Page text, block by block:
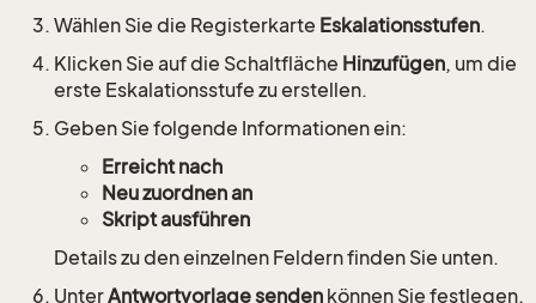
Wählen Sie die Registerkarte Eskalationsstufen.
Klicken Sie auf die Schaltfläche Hinzufügen, um die
erste Eskalationsstufe zu erstellen.
Geben Sie folgende Informationen ein:
Erreicht nach
Neu zuordnen an
Skript ausführen
Details zu den einzelnen Feldern finden Sie unten.
UnterAntwortvorlage senden können Sie festlegen,